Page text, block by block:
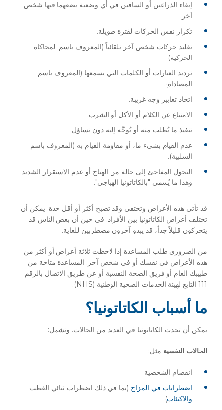
إبقاء الذراعين أو الساقين في أي وضعية يضعهما فيها شخص
آخر.
تكرار نفس الحركات لفترة طويلة.
تقليد حركات شخص آخر تلقائياً (المعروف باسم المحاكاة
الحركية).
ترديد العبارات أو الكلمات التي يسمعها (المعروف باسم
المصاداة).
اتخاذ تعابير وجه غريبة.
الامتناع عن الكلام أو الأكل أو الشرب.
تنفيذ ما يُطلب منه أو يُوجَّه إليه دون تساؤل.
عدم القيام بشيء ما، أو مقاومة القيام به (المعروف باسم
السلبية).
التحول المفاجئ إلى حالة من الهياج أو عدم الاستقرار الشديد.
وهذا ما يُسمى "بالكاتاتونيا الهياجي".
قد تأتي هذه الأعراض وتختفي وقد تصبح أكثر أو أقل حدة. يمكن أن
تختلف أعراض الكاتاتونيا بين الأفراد. في حين أن بعض الناس قد
يتحركون قليلاً جداً، قد يبدو آخرون مضطربين للغاية.
من الضروري طلب المساعدة إذا لاحظت ثلاثة أعراض أو أكثر من
هذه الأعراض في نفسك أو في شخص آخر. المساعدة متاحة من
طبيبك العام أو فريق الصحة النفسية أو عن طريق الاتصال بالرقم
111 التابع لهيئة الخدمات الصحية الوطنية (NHS).
ما أسباب الكاتاتونيا؟
يمكن أن تحدث الكاتاتونيا في العديد من الحالات. وتشمل:
الحالات النفسية مثل:
انفصام الشخصية
اضطرابات في المزاج (بما في ذلك اضطراب ثنائي القطب
والاكتئاب)